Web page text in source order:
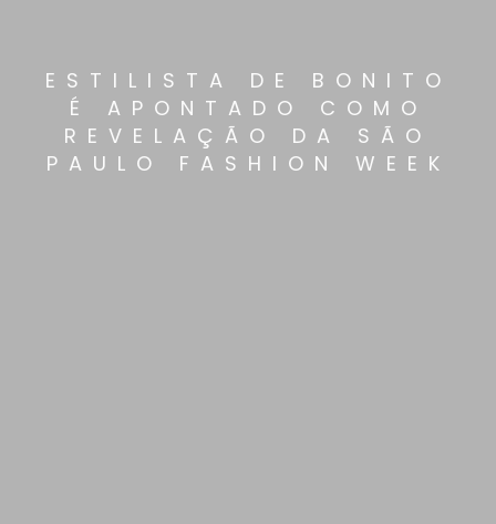
ESTILISTA DE BONITO
É APONTADO COMO
REVELAÇÃO DA SÃO
PAULO FASHION WEEK